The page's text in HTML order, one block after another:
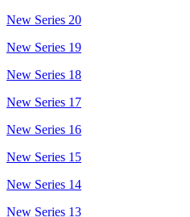
New Series 20
New Series 19
New Series 18
New Series 17
New Series 16
New Series 15
New Series 14
New Series 13